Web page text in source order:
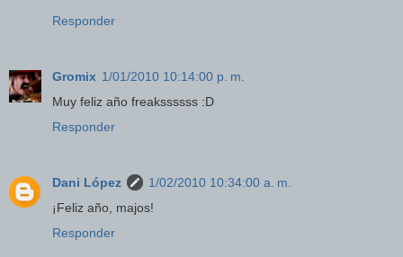
Responder
Gromix 1/01/2010 10:14:00 p. m.
Muy feliz año freakssssss :D
Responder
Dani López
1/02/2010 10:34:00 a. m.
¡Feliz año, majos!
Responder